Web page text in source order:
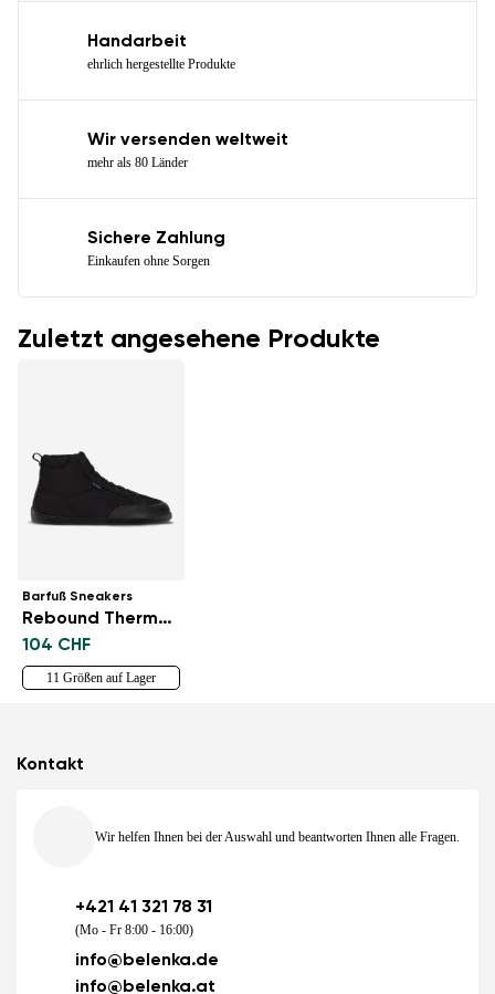
Handarbeit
ehrlich hergestellte Produkte
Wir versenden weltweit
mehr als 80 Länder
Sichere Zahlung
Einkaufen ohne Sorgen
Zuletzt angesehene Produkte
Barfuß Sneakers
Rebound Thermo - All Black
104 CHF
11 Größen auf Lager
Kontakt
Wir helfen Ihnen bei der Auswahl und beantworten Ihnen alle Fragen.
+421 41 321 78 31
(Mo - Fr 8:00 - 16:00)
info@belenka.de
info@belenka.at